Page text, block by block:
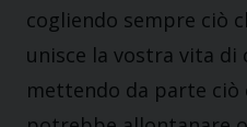
cogliendo sempre ciò
unisce la vostra vita di
mettendo da parte ciò